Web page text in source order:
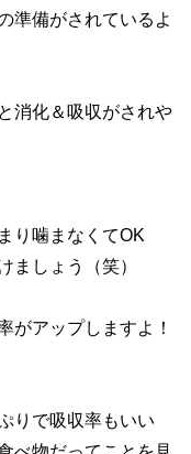
準備がされているよ
消化＆吸収がされや
り噛まなくてOK
ましょう（笑）
がアップしますよ！
りで吸収率もいい